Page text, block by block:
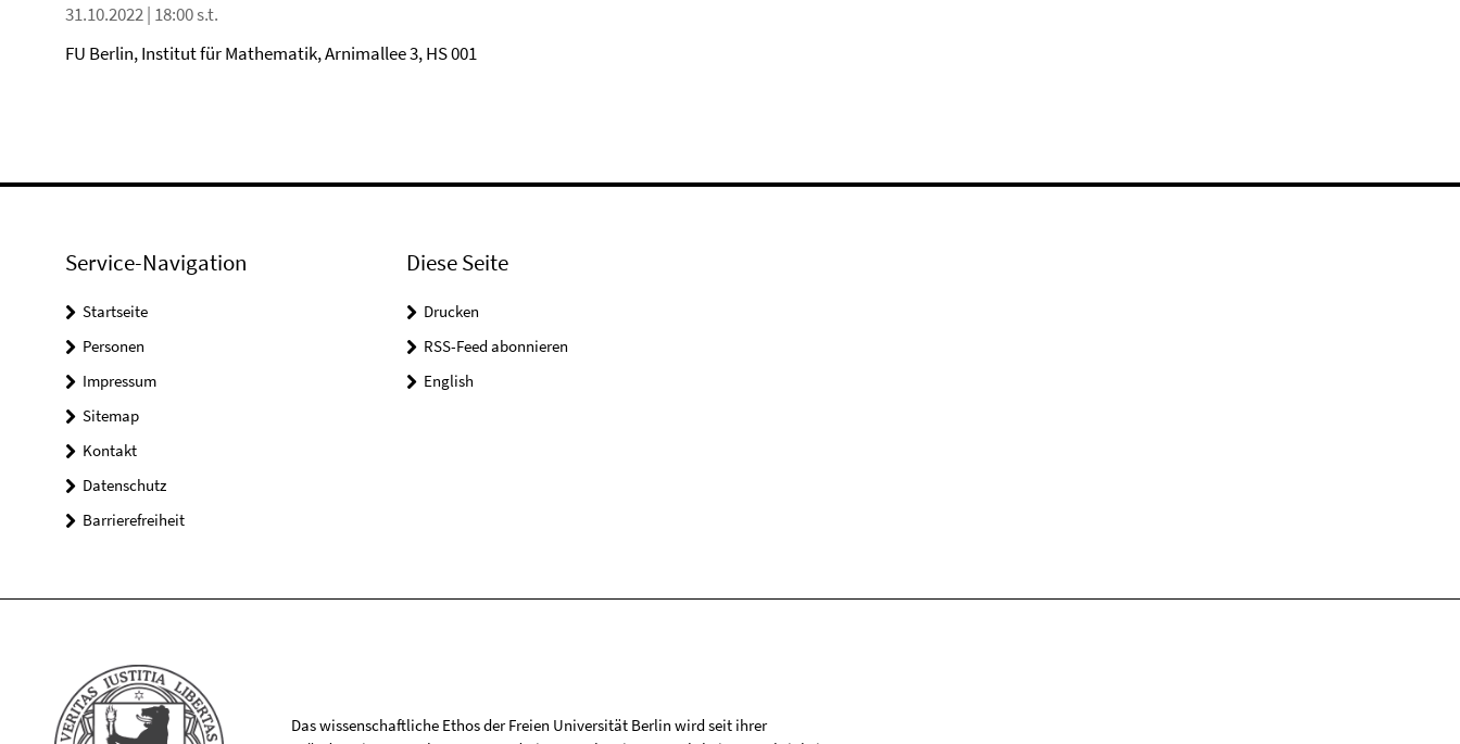
31.10.2022 | 18:00 s.t.
FU Berlin, Institut für Mathematik, Arnimallee 3, HS 001
Service-Navigation
Startseite
Personen
Impressum
Sitemap
Kontakt
Datenschutz
Barrierefreiheit
Diese Seite
Drucken
RSS-Feed abonnieren
English
Das wissenschaftliche Ethos der Freien Universität Berlin wird seit ihrer